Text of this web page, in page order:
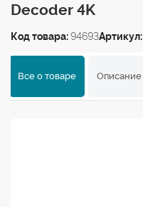
Decoder 4K
Код товара:94693Артикул:
Все о товаре Описание